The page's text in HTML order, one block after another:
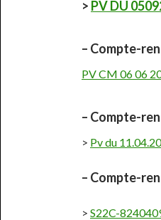
> PV DU
– Compte-
PV CM 06 06
– Compte-
> Pv du
– Compte-
> S22C-